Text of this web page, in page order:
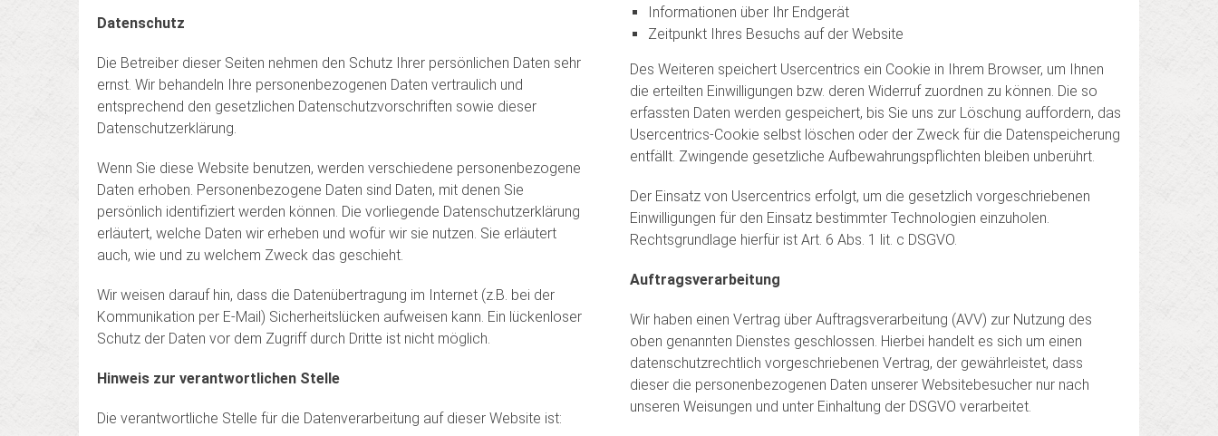
Datenschutz
Die Betreiber dieser Seiten nehmen den Schutz Ihrer persönlichen Daten sehr
ernst. Wir behandeln Ihre personenbezogenen Daten vertraulich und
entsprechend den gesetzlichen Datenschutzvorschriften sowie dieser
Datenschutzerklärung.
Wenn Sie diese Website benutzen, werden verschiedene personenbezogene
Daten erhoben. Personenbezogene Daten sind Daten, mit denen Sie
persönlich identifiziert werden können. Die vorliegende Datenschutzerklärung
erläutert, welche Daten wir erheben und wofür wir sie nutzen. Sie erläutert
auch, wie und zu welchem Zweck das geschieht.
Wir weisen darauf hin, dass die Datenübertragung im Internet (z.B. bei der
Kommunikation per E-Mail) Sicherheitslücken aufweisen kann. Ein lückenloser
Schutz der Daten vor dem Zugriff durch Dritte ist nicht möglich.
Hinweis zur verantwortlichen Stelle
Die verantwortliche Stelle für die Datenverarbeitung auf dieser Website ist:
Informationen über Ihr Endgerät
Zeitpunkt Ihres Besuchs auf der Website
Des Weiteren speichert Usercentrics ein Cookie in Ihrem Browser, um Ihnen
die erteilten Einwilligungen bzw. deren Widerruf zuordnen zu können. Die so
erfassten Daten werden gespeichert, bis Sie uns zur Löschung auffordern, das
Usercentrics-Cookie selbst löschen oder der Zweck für die Datenspeicherung
entfällt. Zwingende gesetzliche Aufbewahrungspflichten bleiben unberührt.
Der Einsatz von Usercentrics erfolgt, um die gesetzlich vorgeschriebenen
Einwilligungen für den Einsatz bestimmter Technologien einzuholen.
Rechtsgrundlage hierfür ist Art. 6 Abs. 1 lit. c DSGVO.
Auftragsverarbeitung
Wir haben einen Vertrag über Auftragsverarbeitung (AVV) zur Nutzung des
oben genannten Dienstes geschlossen. Hierbei handelt es sich um einen
datenschutzrechtlich vorgeschriebenen Vertrag, der gewährleistet, dass
dieser die personenbezogenen Daten unserer Websitebesucher nur nach
unseren Weisungen und unter Einhaltung der DSGVO verarbeitet.